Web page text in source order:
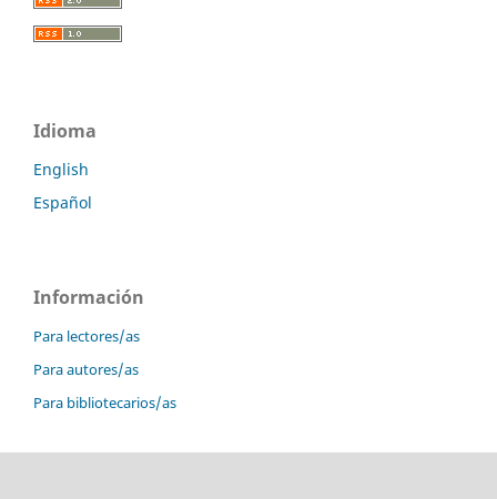
Idioma
English
Español
Información
Para lectores/as
Para autores/as
Para bibliotecarios/as